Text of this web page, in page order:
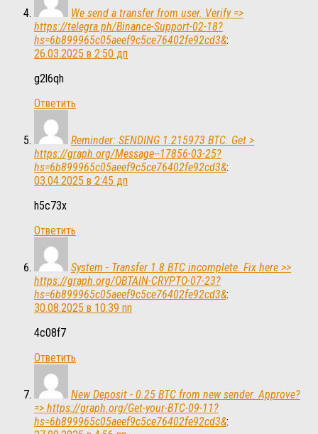
We send a transfer from user. Verify =>
https://telegra.ph/Binance-Support-02-18?
hs=6b899965c05aeef9c5ce76402fe92cd3&:
26.03.2025 в 2:50 дп
g2l6qh
Ответить
Reminder: SENDING 1.215973 BTC. Get >
https://graph.org/Message--17856-03-25?
hs=6b899965c05aeef9c5ce76402fe92cd3&:
03.04.2025 в 2:45 дп
h5c73x
Ответить
System - Transfer 1.8 BTC incomplete. Fix here >>
https://graph.org/OBTAIN-CRYPTO-07-23?
hs=6b899965c05aeef9c5ce76402fe92cd3&:
30.08.2025 в 10:39 пп
4c08f7
Ответить
New Deposit - 0.25 BTC from new sender. Approve?
=> https://graph.org/Get-your-BTC-09-11?
hs=6b899965c05aeef9c5ce76402fe92cd3&: